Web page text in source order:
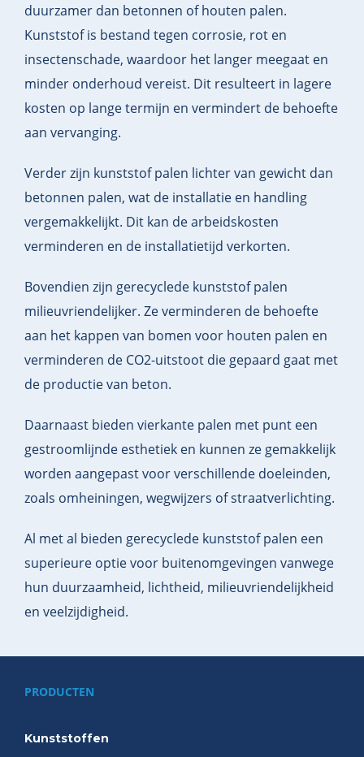
duurzamer dan betonnen of houten palen.
Kunststof is bestand tegen corrosie, rot en
insectenschade, waardoor het langer meegaat en
minder onderhoud vereist. Dit resulteert in lagere
kosten op lange termijn en vermindert de behoefte
aan vervanging.
Verder zijn kunststof palen lichter van gewicht dan
betonnen palen, wat de installatie en handling
vergemakkelijkt. Dit kan de arbeidskosten
verminderen en de installatietijd verkorten.
Bovendien zijn gerecyclede kunststof palen
milieuvriendelijker. Ze verminderen de behoefte
aan het kappen van bomen voor houten palen en
verminderen de CO2-uitstoot die gepaard gaat met
de productie van beton.
Daarnaast bieden vierkante palen met punt een
gestroomlijnde esthetiek en kunnen ze gemakkelijk
worden aangepast voor verschillende doeleinden,
zoals omheiningen, wegwijzers of straatverlichting.
Al met al bieden gerecyclede kunststof palen een
superieure optie voor buitenomgevingen vanwege
hun duurzaamheid, lichtheid, milieuvriendelijkheid
en veelzijdigheid.
PRODUCTEN
Kunststoffen